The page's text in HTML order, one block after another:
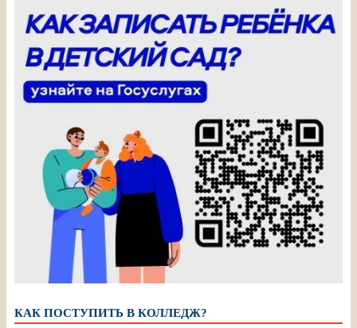
КАК ПОСТУПИТЬ В КОЛЛЕДЖ?